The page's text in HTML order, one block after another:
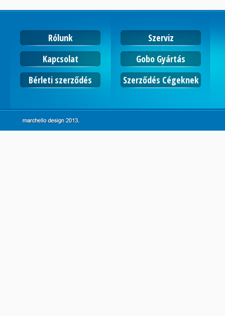
Rólunk
Kapcsolat
Bérleti szerződés
Szerviz
Gobo Gyártás
Szerződés Cégeknek